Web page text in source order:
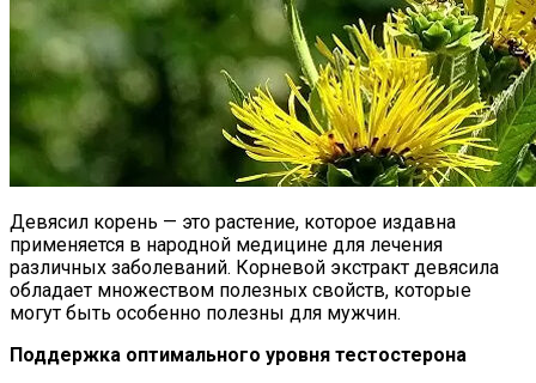
Девясил корень — это растение, которое издавна
применяется в народной медицине для лечения
различных заболеваний. Корневой экстракт девясила
обладает множеством полезных свойств, которые
могут быть особенно полезны для мужчин.
Поддержка оптимального уровня тестостерона